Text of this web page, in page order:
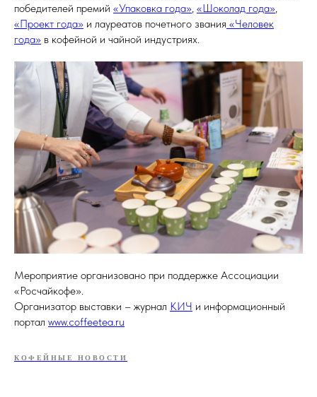
победителей премий «Упаковка года» «Шоколад года»
«Проект года» и лауреатов почетного звания «Человек
года» в кофейной и чайной индустриях.
Мероприятие организовано при поддержке Ассоциации
«Росчайкофе».
Организатор выставки – журнал КИЧ и информационный
портал www.coffeetea.ru
КОФЕЙНЫЕ НОВОСТИ